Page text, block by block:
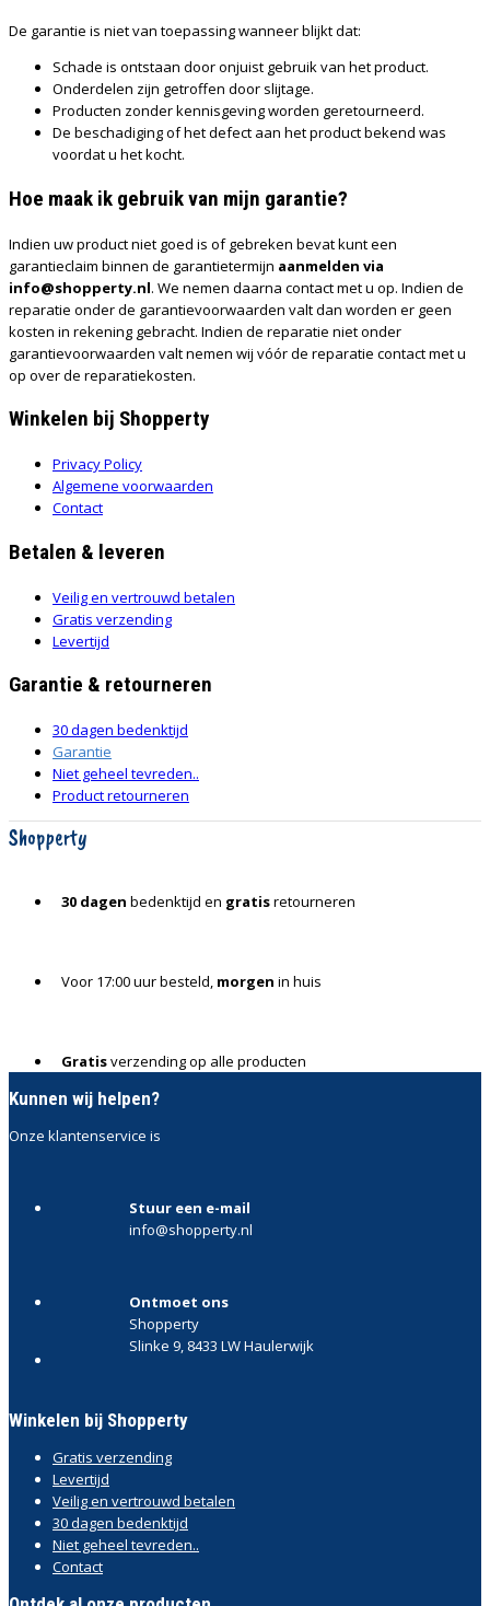
De garantie is niet van toepassing wanneer blijkt dat:
Schade is ontstaan door onjuist gebruik van het product.
Onderdelen zijn getroffen door slijtage.
Producten zonder kennisgeving worden geretourneerd.
De beschadiging of het defect aan het product bekend was
voordat u het kocht.
Hoe maak ik gebruik van mijn garantie?
Indien uw product niet goed is of gebreken bevat kunt een
garantieclaim binnen de garantietermijn aanmelden via
info@shopperty.nl. We nemen daarna contact met u op. Indien de
reparatie onder de garantievoorwaarden valt dan worden er geen
kosten in rekening gebracht. Indien de reparatie niet onder
garantievoorwaarden valt nemen wij vóór de reparatie contact met u
op over de reparatiekosten.
Winkelen bij Shopperty
Privacy Policy
Algemene voorwaarden
Contact
Betalen & leveren
Veilig en vertrouwd betalen
Gratis verzending
Levertijd
Garantie & retourneren
30 dagen bedenktijd
Garantie
Niet geheel tevreden..
Product retourneren
Shopperty
30 dagen bedenktijd en gratisretourneren
Voor 17:00 uur besteld, morgen in huis
Gratisverzending op alle producten
Kunnen wij helpen?
Onze klantenservice is
Stuur een e-mail
info@shopperty.nl
Ontmoet ons
Shopperty
Slinke 9, 8433 LW Haulerwijk
Winkelen bij Shopperty
Gratis verzending
Levertijd
Veilig en vertrouwd betalen
30 dagen bedenktijd
Niet geheel tevreden..
Contact